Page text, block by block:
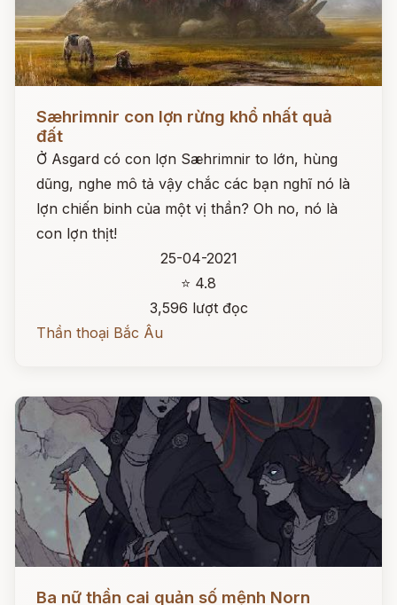
Sæhrimnir con lợn rừng khổ nhất quả
đất
Ở Asgard có con lợn Sæhrimnir to lớn, hùng
dũng, nghe mô tả vậy chắc các bạn nghĩ nó là
lợn chiến binh của một vị thần? Oh no, nó là
con lợn thịt!
25-04-2021
⭐ 4.8
3,596 lượt đọc
Thần thoại Bắc Âu
Ba nữ thần cai quản số mệnh Norn